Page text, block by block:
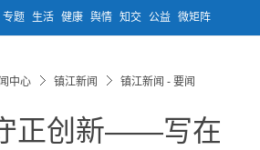
专题 生活 健康 舆情 知交 公益 微矩阵
中心 镇江新闻 镇江新闻 - 要闻
正创新——写在